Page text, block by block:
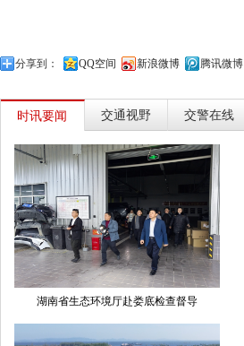
分享到： QQ空间 新浪微博 腾讯微博
时讯要闻 交通视野 交警在线
湖南省生态环境厅赴娄底检查督导